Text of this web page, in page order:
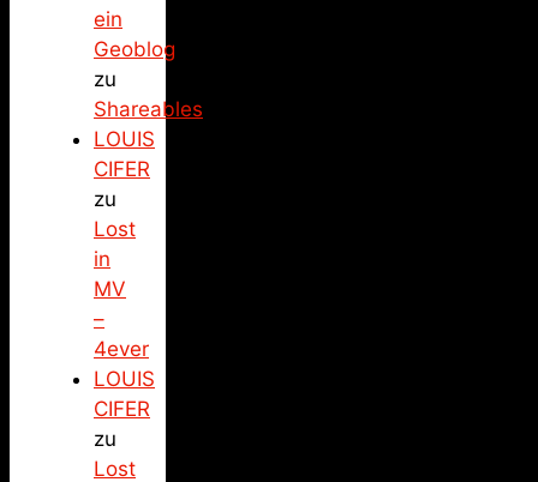
ein
Geoblog
zu
Shareables
LOUIS
CIFER
zu
Lost
in
MV
–
4ever
LOUIS
CIFER
zu
Lost